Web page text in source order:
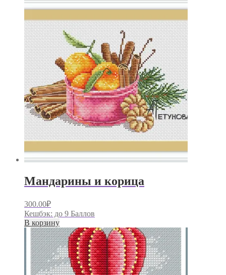
Мандарины и корица
300.00₽
Кешбэк: до 9 Баллов
В корзину